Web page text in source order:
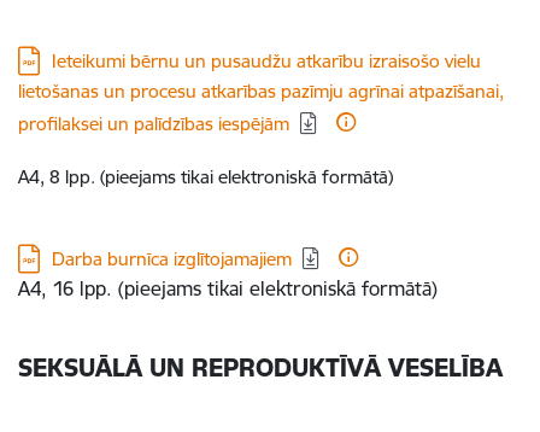
Lejupielādēt:
Ieteikumi bērnu un pusaudžu atkarību izraisošo vielu
lietošanas un procesu atkarības pazīmju agrīnai atpazīšanai,
profilaksei un palīdzības iespējām
A4, 8 lpp. (pieejams tikai elektroniskā formātā)
Lejupielādēt:
Darba burnīca izglītojamajiem
A4, 16 lpp. (pieejams tikai elektroniskā formātā)
SEKSUĀLĀ UN REPRODUKTĪVĀ VESELĪBA